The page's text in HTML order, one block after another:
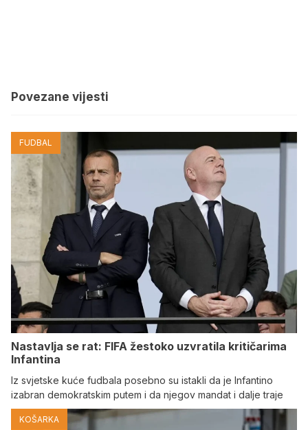
Povezane vijesti
FUDBAL
Nastavlja se rat: FIFA žestoko uzvratila kritičarima
Infantina
Iz svjetske kuće fudbala posebno su istakli da je Infantino
izabran demokratskim putem i da njegov mandat i dalje traje
KOŠARKA